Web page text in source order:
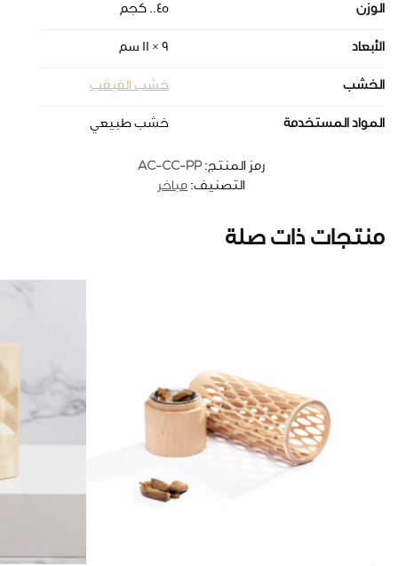
الوزن 0.45 كجم
الأبعاد 9 × 11 سم
الخشب خشب القيقب
المواد المستخدمة خشب طبيعي
رمز المنتج: AC-CC-PP
التصنيف: مباخر
منتجات ذات صلة